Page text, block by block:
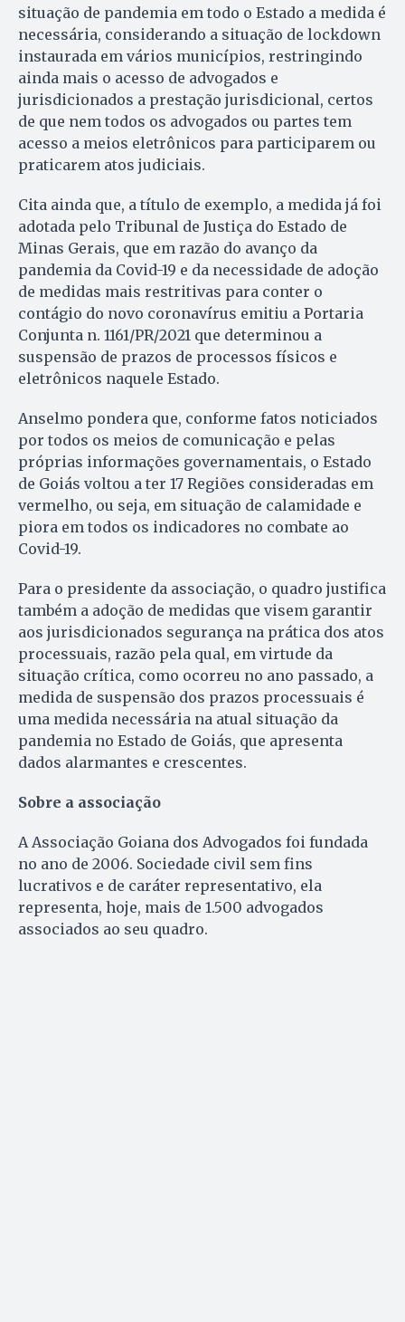
situação de pandemia em todo o Estado a medida é
necessária, considerando a situação de lockdown
instaurada em vários municípios, restringindo
ainda mais o acesso de advogados e
jurisdicionados a prestação jurisdicional, certos
de que nem todos os advogados ou partes tem
acesso a meios eletrônicos para participarem ou
praticarem atos judiciais.
Cita ainda que, a título de exemplo, a medida já foi
adotada pelo Tribunal de Justiça do Estado de
Minas Gerais, que em razão do avanço da
pandemia da Covid-19 e da necessidade de adoção
de medidas mais restritivas para conter o
contágio do novo coronavírus emitiu a Portaria
Conjunta n. 1161/PR/2021 que determinou a
suspensão de prazos de processos físicos e
eletrônicos naquele Estado.
Anselmo pondera que, conforme fatos noticiados
por todos os meios de comunicação e pelas
próprias informações governamentais, o Estado
de Goiás voltou a ter 17 Regiões consideradas em
vermelho, ou seja, em situação de calamidade e
piora em todos os indicadores no combate ao
Covid-19.
Para o presidente da associação, o quadro justifica
também a adoção de medidas que visem garantir
aos jurisdicionados segurança na prática dos atos
processuais, razão pela qual, em virtude da
situação crítica, como ocorreu no ano passado, a
medida de suspensão dos prazos processuais é
uma medida necessária na atual situação da
pandemia no Estado de Goiás, que apresenta
dados alarmantes e crescentes.
Sobre a associação
A Associação Goiana dos Advogados foi fundada
no ano de 2006. Sociedade civil sem fins
lucrativos e de caráter representativo, ela
representa, hoje, mais de 1.500 advogados
associados ao seu quadro.